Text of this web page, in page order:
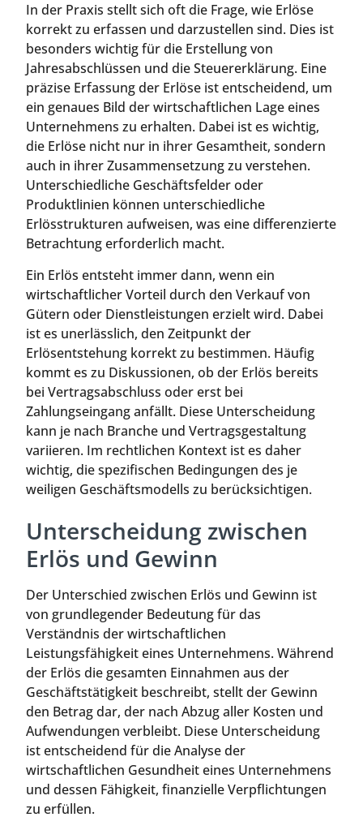
In der Praxis stellt sich oft die Frage, wie Erlöse
korrekt zu erfassen und darzustellen sind. Dies ist
besonders wichtig für die Erstellung von
Jahresabschlüssen und die Steuererklärung. Eine
präzise Erfassung der Erlöse ist entscheidend, um
ein genaues Bild der wirtschaftlichen Lage eines
Unternehmens zu erhalten. Dabei ist es wichtig,
die Erlöse nicht nur in ihrer Gesamtheit, sondern
auch in ihrer Zusammensetzung zu verstehen.
Unterschiedliche Geschäftsfelder oder
Produktlinien können unterschiedliche
Erlösstrukturen aufweisen, was eine differenzierte
Betrachtung erforderlich macht.
Ein Erlös entsteht immer dann, wenn ein
wirtschaftlicher Vorteil durch den Verkauf von
Gütern oder Dienstleistungen erzielt wird. Dabei
ist es unerlässlich, den Zeitpunkt der
Erlösentstehung korrekt zu bestimmen. Häufig
kommt es zu Diskussionen, ob der Erlös bereits
bei Vertragsabschluss oder erst bei
Zahlungseingang anfällt. Diese Unterscheidung
kann je nach Branche und Vertragsgestaltung
variieren. Im rechtlichen Kontext ist es daher
wichtig, die spezifischen Bedingungen des je
weiligen Geschäftsmodells zu berücksichtigen.
Unterscheidung zwischen
Erlös und Gewinn
Der Unterschied zwischen Erlös und Gewinn ist
von grundlegender Bedeutung für das
Verständnis der wirtschaftlichen
Leistungsfähigkeit eines Unternehmens. Während
der Erlös die gesamten Einnahmen aus der
Geschäftstätigkeit beschreibt, stellt der Gewinn
den Betrag dar, der nach Abzug aller Kosten und
Aufwendungen verbleibt. Diese Unterscheidung
ist entscheidend für die Analyse der
wirtschaftlichen Gesundheit eines Unternehmens
und dessen Fähigkeit, finanzielle Verpflichtungen
zu erfüllen.